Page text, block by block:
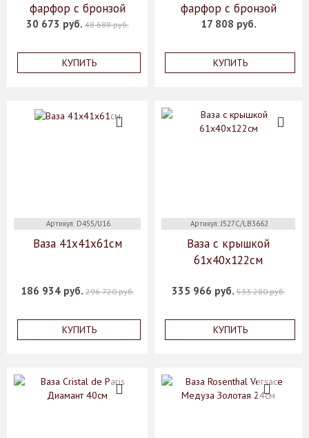
фарфор с бронзой
30 673 руб.48 688 руб.
КУПИТЬ
фарфор с бронзой
17 808 руб.
КУПИТЬ
Артикул: D455/U16
Ваза 41х41х61см
186 934 руб.296 720 руб.
КУПИТЬ
Артикул: J527C/LB3662
Ваза с крышкой
61х40х122см
335 966 руб.533 280 руб.
КУПИТЬ